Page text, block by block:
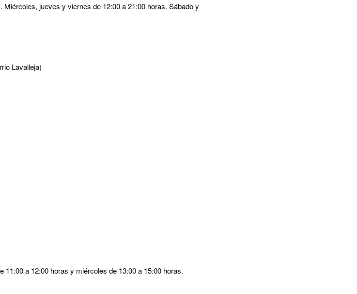
jueves y viernes de 12:00 a 21:00 horas. Sábado y
Lavalleja)
11:00 a 12:00 horas y miércoles de 13:00 a 15:00 horas.